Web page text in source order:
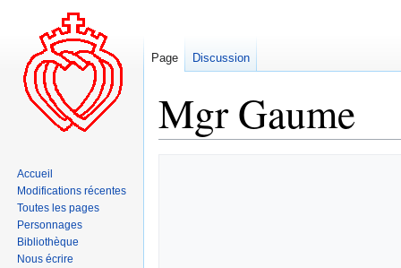
Mgr Gaume
Page Discussion
Accueil
Modifications récentes
Toutes les pages
Personnages
Bibliothèque
Nous écrire